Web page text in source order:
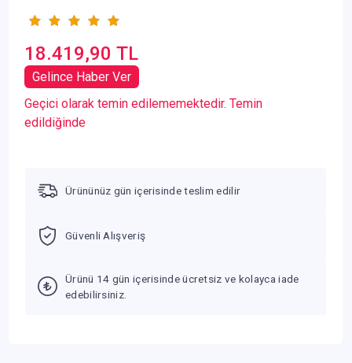
18.419,90 TL
Gelince Haber Ver
Geçici olarak temin edilememektedir. Temin
edildiğinde
Ürününüz gün içerisinde teslim edilir
Güvenli Alışveriş
Ürünü 14 gün içerisinde ücretsiz ve kolayca iade
edebilirsiniz.